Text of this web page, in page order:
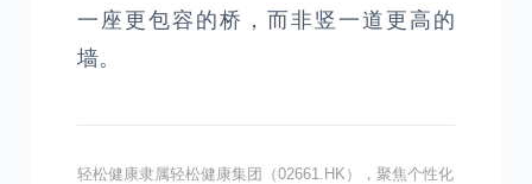
一座更包容的桥，而非竖一道更高的
墙。
轻松健康隶属轻松健康集团（02661.HK），聚焦个性化